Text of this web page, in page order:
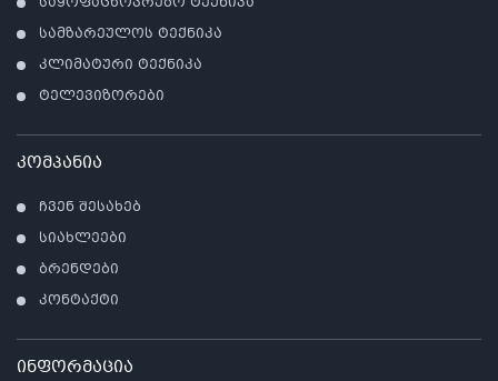
სამზარეულოს ტექნიკა
კლიმატური ტექნიკა
ტელევიზორები
კომპანია
ჩვენ შესახებ
სიახლეები
ბრენდები
კონტაქტი
ინფორმაცია